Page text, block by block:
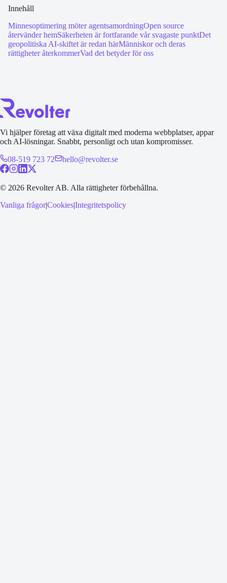
Innehåll
Minnesoptimering möter agentsamordningOpen source
återvänder hemSäkerheten är fortfarande vår svagaste punktDet
geopolitiska AI-skiftet är redan härMänniskor och deras
rättigheter återkommerVad det betyder för oss
Vi hjälper företag att växa digitalt med moderna webbplatser, appar
och AI-lösningar. Snabbt, personligt och utan kompromisser.
08-519 723 72 hello@revolter.se
© 2026 Revolter AB. Alla rättigheter förbehållna.
Vanliga frågor|Cookies|Integritetspolicy